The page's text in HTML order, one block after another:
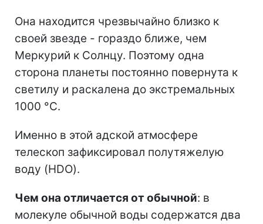
Она находится чрезвычайно близко к
своей звезде - гораздо ближе, чем
Меркурий к Солнцу. Поэтому одна
сторона планеты постоянно повернута к
светилу и раскалена до экстремальных
1000 °C.
Именно в этой адской атмосфере
телескоп зафиксировал полутяжелую
воду (HDO).
Чем она отличается от обычной: в
молекуле обычной воды содержатся два